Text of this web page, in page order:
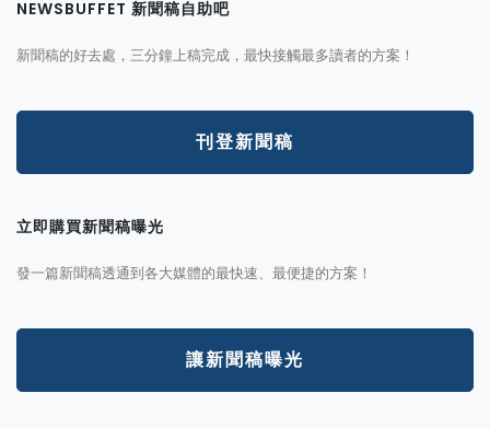
NEWSBUFFET 新聞稿自助吧
新聞稿的好去處，三分鐘上稿完成，最快接觸最多讀者的方案！
刊登新聞稿
立即購買新聞稿曝光
發一篇新聞稿透通到各大媒體的最快速、最便捷的方案！
讓新聞稿曝光